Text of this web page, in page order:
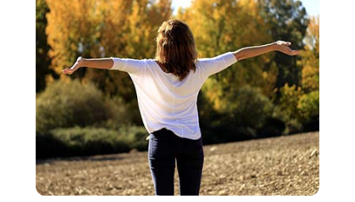
Les stations
Les Eaux-Chaudes
Cambo-les-Bains